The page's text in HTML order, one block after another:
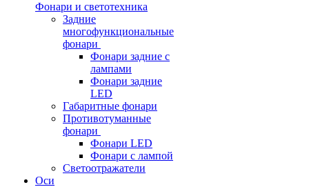
Фонари и светотехника
Задние
многофункциональные
фонари
Фонари задние с
лампами
Фонари задние
LED
Габаритные фонари
Противотуманные
фонари
Фонари LED
Фонари с лампой
Светоотражатели
Оси